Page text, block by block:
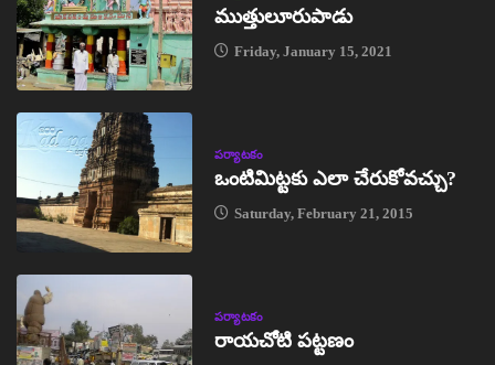
ముత్తులూరుపాడు
Friday, January 15, 2021
పర్యాటకం
ఒంటిమిట్టకు ఎలా చేరుకోవచ్చు?
Saturday, February 21, 2015
పర్యాటకం
రాయచోటి పట్టణం